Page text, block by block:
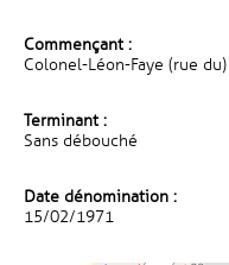
Commençant :
Colonel-Léon-Faye (rue du)
Terminant :
Sans débouché
Date dénomination :
15/02/1971